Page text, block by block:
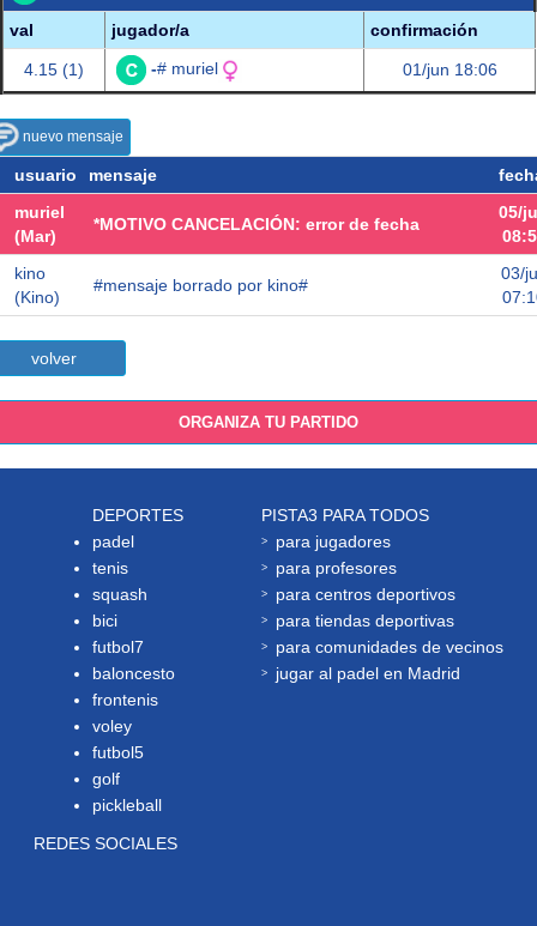
val jugador/a confirmación
4.15 (1) -# muriel 01/jun 18:06
nuevo mensaje
usuario mensaje
muriel
(Mar)
*MOTIVO CANCELACIÓN: error de fecha
05/
kino
(Kino)
#mensaje borrado por kino#
03/
volver
ORGANIZA TU PARTIDO
DEPORTES
padel
tenis
squash
bici
futbol7
baloncesto
frontenis
voley
futbol5
golf
pickleball
PISTA3 PARA TODOS
para jugadores
para profesores
para centros deportivos
para tiendas deportivas
para comunidades de vecinos
jugar al padel en Madrid
REDES SOCIALES